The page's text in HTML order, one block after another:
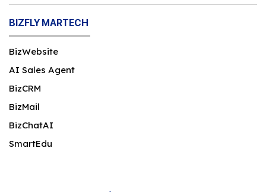
BIZFLY MARTECH
BizWebsite
AI Sales Agent
BizCRM
BizMail
BizChatAI
SmartEdu